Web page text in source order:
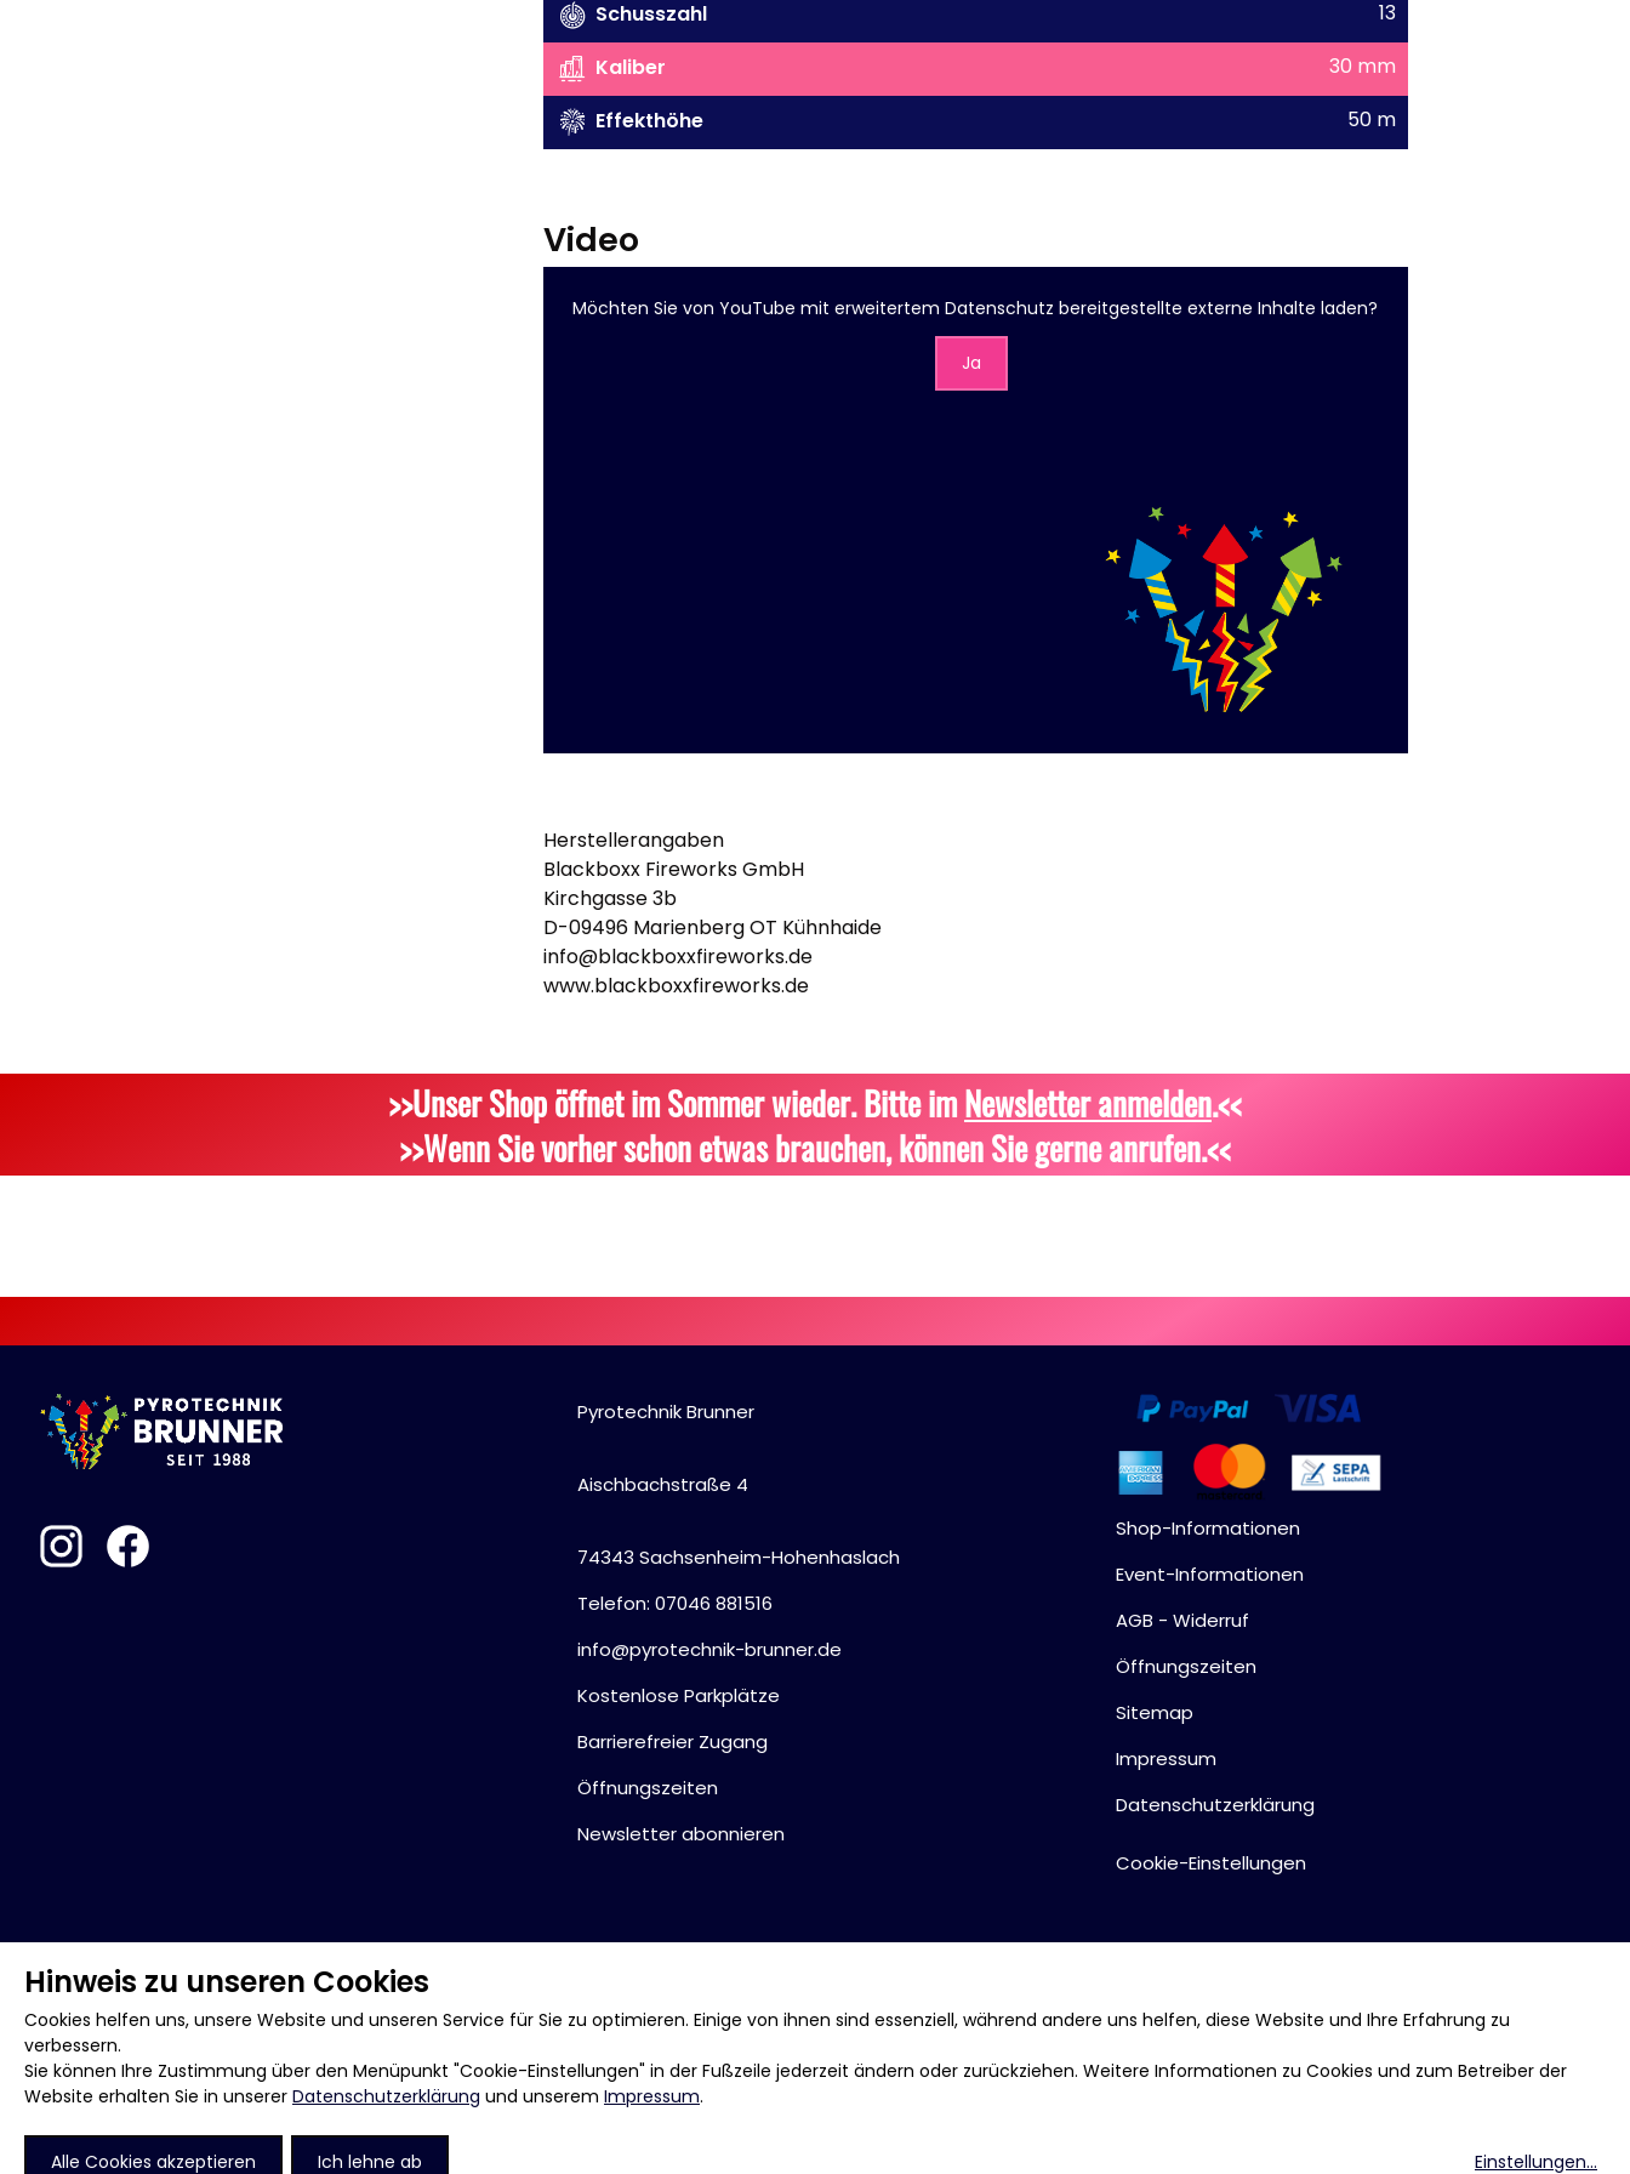
Schusszahl
13
Kaliber
30 mm
Effekthöhe
50 m
Video
Möchten Sie vonYouTube mit erweitertem Datenschutz bereitgestellte externe Inhalte laden?
Ja
Herstellerangaben
Blackboxx Fireworks GmbH
Kirchgasse 3b
D-09496 Marienberg OT Kühnhaide
info@blackboxxfireworks.de
www.blackboxxfireworks.de
>>Unser Shop öffnet im Sommer wieder. Bitte imNewsletter anmelden.<<
>>Wenn Sie vorher schon etwas brauchen, können Sie gerne anrufen.<<
Pyrotechnik Brunner
Aischbachstraße 4
74343 Sachsenheim-Hohenhaslach
Telefon: 07046 881516
info@pyrotechnik-brunner.de
Kostenlose Parkplätze
Barrierefreier Zugang
Öffnungszeiten
Newsletter abonnieren
Shop-Informationen
Event-Informationen
AGB - Widerruf
Öffnungszeiten
Sitemap
Impressum
Datenschutzerklärung
Cookie-Einstellungen
Hinweis zu unseren Cookies
Cookies helfen uns, unsere Website und unseren Service für Sie zu optimieren. Einige von ihnen sind essenziell, während andere uns helfen, diese Website und Ihre Erfahrung zu
verbessern.
Sie können Ihre Zustimmung über den Menüpunkt "Cookie-Einstellungen" in der Fußzeile jederzeit ändern oder zurückziehen. Weitere Informationen zu Cookies und zum Betreiber der
Website erhalten Sie in unserer Datenschutzerklärung und unserem Impressum.
Einstellungen...
Ich lehne ab
Alle Cookies akzeptieren